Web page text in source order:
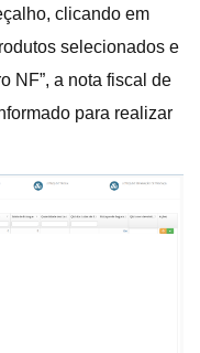
clicando em
selecionados e
NF”, a nota fiscal de
para realizar